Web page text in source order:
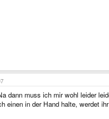
dann muss ich mir wohl leider
einen in der Hand halte, werdet